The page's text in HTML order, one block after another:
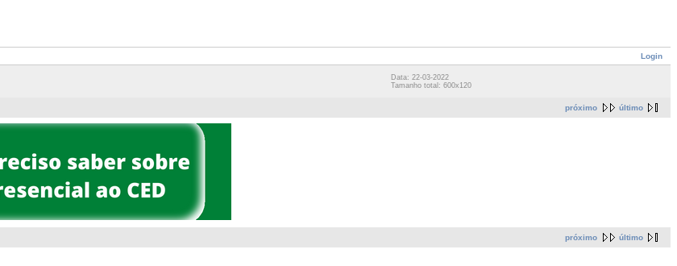
Login
Data: 22-03-2022
Tamanho total: 600x120
próximo último
próximo último